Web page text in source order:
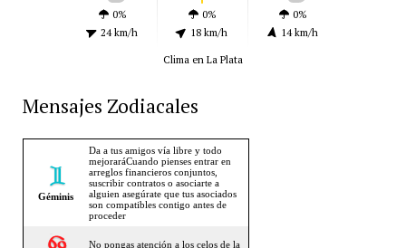
0%
24 km/h
0%
18 km/h
0%
14 km/h
Clima en La Plata
Mensajes Zodiacales